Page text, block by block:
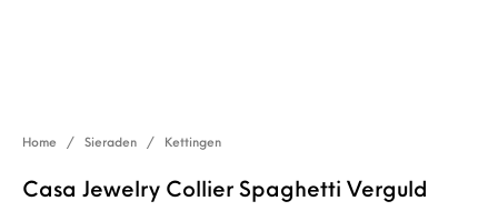
Home / Sieraden / Kettingen
Casa Jewelry Collier Spaghetti Verguld